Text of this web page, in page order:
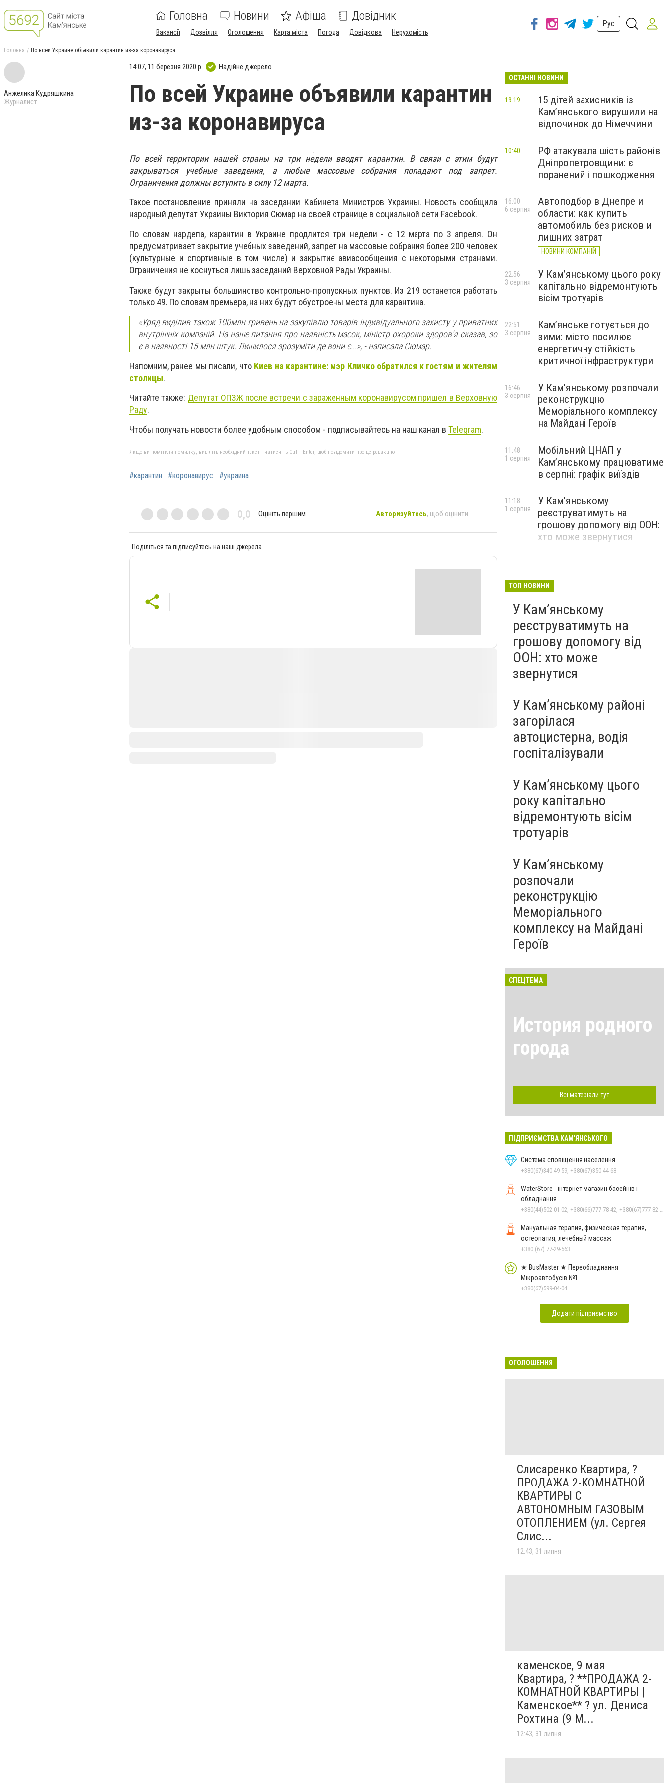
Головна Новини Афіша Довідник
Вакансії Дозвілля Оголошення Карта міста Погода Довідкова Нерухомість
Рус
Головна По всей Украине объявили карантин из-за коронавируса
Анжелика Кудряшкина
Журналист
14:07, 11 березня 2020 р. Надійне джерело
По всей Украине объявили карантин
из-за коронавируса
По всей территории нашей страны на три недели вводят карантин. В связи с этим будут
закрываться учебные заведения, а любые массовые собрания попадают под запрет.
Ограничения должны вступить в силу 12 марта.
Такое постановление приняли на заседании Кабинета Министров Украины. Новость сообщила
народный депутат Украины Виктория Сюмар на своей странице в социальной сети Facebook.
По словам нардепа, карантин в Украине продлится три недели - с 12 марта по 3 апреля. Он
предусматривает закрытие учебных заведений, запрет на массовые собрания более 200 человек
(культурные и спортивные в том числе) и закрытие авиасообщения с некоторыми странами.
Ограничения не коснуться лишь заседаний Верховной Рады Украины.
Также будут закрыты большинство контрольно-пропускных пунктов. Из 219 останется работать
только 49. По словам премьера, на них будут обустроены места для карантина.
«Уряд виділив також 100млн гривень на закупівлю товарів індивідуального захисту у приватних
внутрішніх компаній. На наше питання про наявність масок, міністр охорони здоров’я сказав, зо
є в наявності 15 млн штук. Лишилося зрозуміти де вони є...», - написала Сюмар.
Напомним, ранее мы писали, что Киев на карантине: мэр Кличко обратился к гостям и жителям
столицы.
Читайте также: Депутат ОПЗЖ после встречи с зараженным коронавирусом пришел в Верховную
Раду.
Чтобы получать новости более удобным способом - подписывайтесь на наш канал в Telegram.
Якщо ви помітили помилку, виділіть необхідний текст і натисніть Ctrl + Enter, щоб повідомити про це редакцію
#карантин #коронавирус #украина
0,0 Оцініть першим Авторизуйтесь, щоб оцінити
Поділіться та підписуйтесь на наші джерела
ОСТАННІ НОВИНИ
15 дітей захисників із
Кам’янського вирушили на
відпочинок до Німеччини
19:19
РФ атакувала шість районів
Дніпропетровщини: є
поранений і пошкодження
10:40
Автоподбор в Днепре и
области: как купить
автомобиль без рисков и
лишних затрат
НОВИНИ КОМПАНІЙ
16:00
6 серпня
У Кам’янському цього року
капітально відремонтують
вісім тротуарів
22:56
3 серпня
Кам’янське готується до
зими: місто посилює
енергетичну стійкість
критичної інфраструктури
22:51
3 серпня
У Кам’янському розпочали
реконструкцію
Меморіального комплексу
на Майдані Героїв
16:46
3 серпня
Мобільний ЦНАП у
Кам’янському працюватиме
в серпні: графік виїздів
11:48
1 серпня
У Кам’янському
реєструватимуть на
грошову допомогу від ООН:
хто може звернутися
11:18
1 серпня
ТОП НОВИНИ
У Кам’янському
реєструватимуть на
грошову допомогу від
ООН: хто може
звернутися
У Кам’янському районі
загорілася
автоцистерна, водія
госпіталізували
У Кам’янському цього
року капітально
відремонтують вісім
тротуарів
У Кам’янському
розпочали
реконструкцію
Меморіального
комплексу на Майдані
Героїв
СПЕЦТЕМА
История родного
города
Всі матеріали тут
ПІДПРИЄМСТВА КАМ'ЯНСЬКОГО
Система сповіщення населення
+380(67)340-49-59, +380(67)350-44-68
WaterStore - інтернет магазин басейнів і
обладнання
Мануальная терапия, физическая терапия,
остеопатия, лечебный массаж
+380 (67) 77-29-563
★ BusMaster ★ Переобладнання
Мікроавтобусів №1
+380(67)599-04-04
Додати підприємство
ОГОЛОШЕННЯ
Слисаренко Квартира, ?
ПРОДАЖА 2-КОМНАТНОЙ
КВАРТИРЫ С
АВТОНОМНЫМ ГАЗОВЫМ
ОТОПЛЕНИЕМ (ул. Сергея
Слис...
12:43, 31 липня
каменское, 9 мая
Квартира, ? **ПРОДАЖА 2-
КОМНАТНОЙ КВАРТИРЫ |
Каменское** ? ул. Дениса
Рохтина (9 М...
12:43, 31 липня